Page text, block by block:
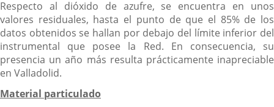
Respecto al dióxido de azufre, se encuentra en unos
valores residuales, hasta el punto de que el 85% de los
datos obtenidos se hallan por debajo del límite inferior del
instrumental que posee la Red. En consecuencia, su
presencia un año más resulta prácticamente inapreciable
en Valladolid.
Material particulado